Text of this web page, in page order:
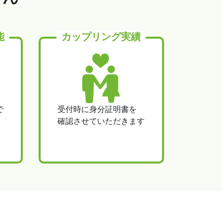
カップリング実績
受付時に身分証明書を
確認させていただきます